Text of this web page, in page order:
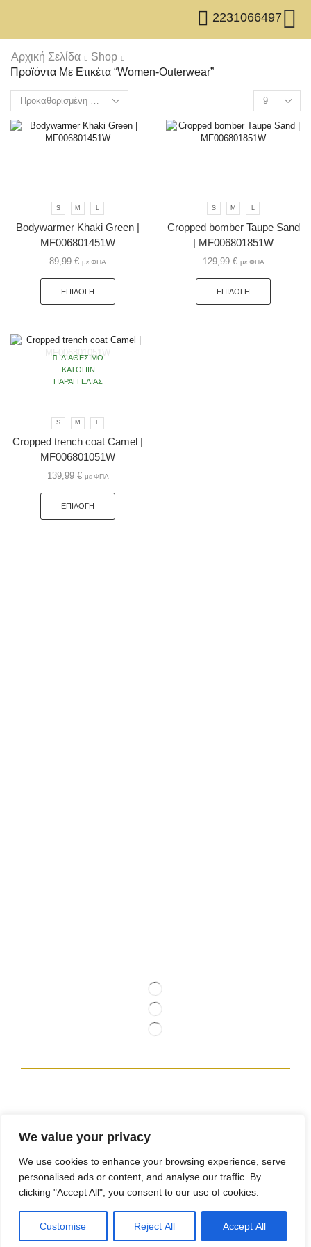
We value your privacy
We use cookies to enhance your browsing experience, serve
personalised ads or content, and analyse our traffic. By
clicking "Accept All", you consent to our use of cookies.
Customise Reject All Accept All
2231066497
Αρχική Σελίδα
Shop
Προϊόντα Με Ετικέτα “Women-Outerwear”
S M L
Bodywarmer Khaki Green |
MF006801451W
89,99 € με ΦΠΑ
ΕΠΙΛΟΓΉ
S M L
Cropped bomber Taupe Sand
| MF006801851W
129,99 € με ΦΠΑ
ΕΠΙΛΟΓΉ
ΔΙΑΘΈΣΙΜΟ
ΚΑΤΌΠΙΝ
ΠΑΡΑΓΓΕΛΊΑΣ
S M L
Cropped trench coat Camel |
MF006801051W
139,99 € με ΦΠΑ
ΕΠΙΛΟΓΉ